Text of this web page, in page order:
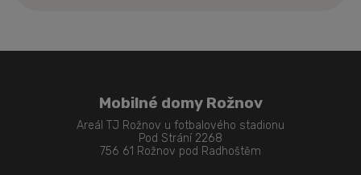
Mobilné domy Rožnov
Areál TJ Rožnov u fotbalového stadionu
Pod Strání 2268
756 61 Rožnov pod Radhoštěm